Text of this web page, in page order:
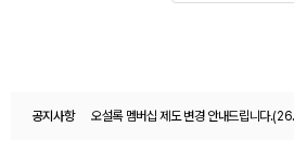
공지사항
오설록 멤버십 제도 변경 안내드립니다